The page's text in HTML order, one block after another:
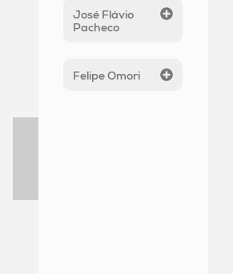
José Flávio
Pacheco
Felipe Omori